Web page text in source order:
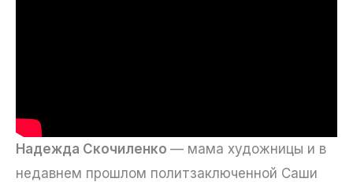
Надежда Скочиленко — мама художницы и в
недавнем прошлом политзаключенной Саши